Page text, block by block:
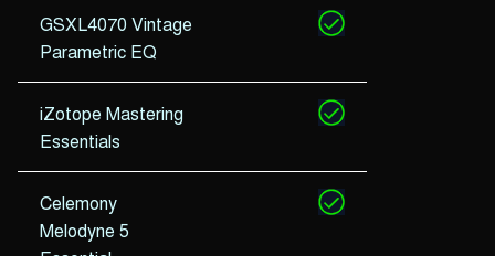
GSXL4070 Vintage
Parametric EQ
iZotope Mastering
Essentials
Celemony
Melodyne 5